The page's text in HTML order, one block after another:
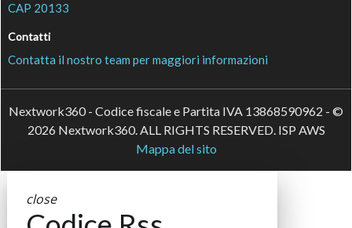
CAP 20133
Contatti
Contatta il nostro team per maggiori informazioni
Nextwork360 - Codice fiscale e Partita IVA 13868590962 - ©
2026 Nextwork360. ALL RIGHTS RESERVED. ISP AWS
Mappa del sito
close